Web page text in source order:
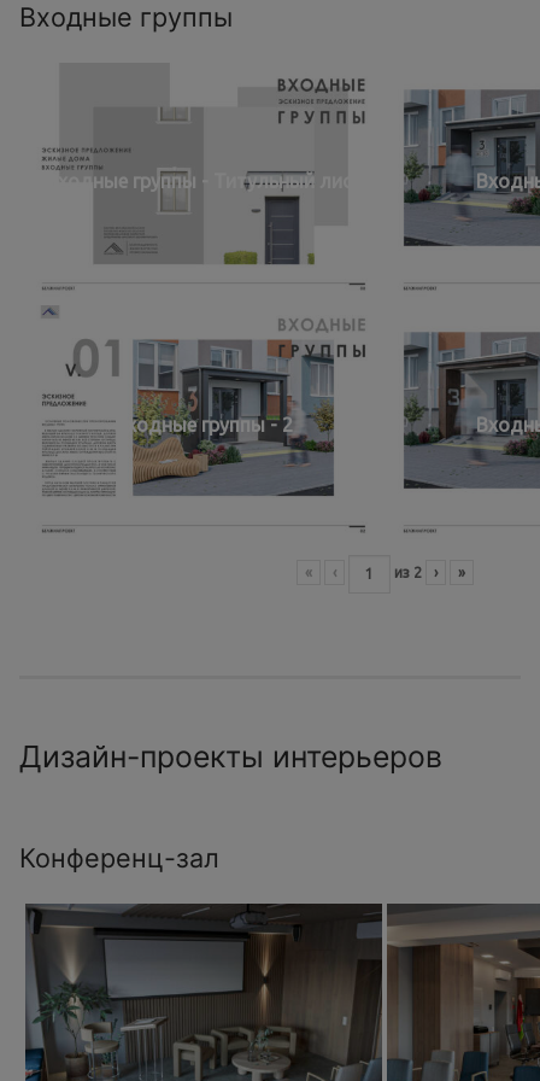
Входные группы
Входные группы - Титульный лист
Входные группы - 2
« ‹ из 2 › »
Дизайн-проекты интерьеров
Конференц-зал